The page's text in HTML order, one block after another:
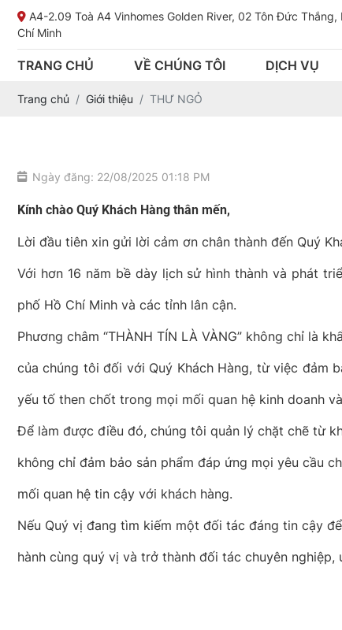
A4-2.09 Toà A4 Vinhomes Golden River, 02 Tôn Đức Thắng,
Chí Minh
TRANG CHỦ VỀ CHÚNG TÔI DỊCH VỤ
Trang chủ Giới thiệu THƯ NGỎ
Ngày đăng: 22/08/2025 01:18 PM
Kính chào Quý Khách Hàng thân mến,
Lời đầu tiên xin gửi lời cảm ơn chân thành đến Quý
Với hơn 16 năm bề dày lịch sử hình thành và phát
phố Hồ Chí Minh và các tỉnh lân cận.
Phương châm “THÀNH TÍN LÀ VÀNG” không chỉ là
của chúng tôi đối với Quý Khách Hàng, từ việc đảm
yếu tố then chốt trong mọi mối quan hệ kinh doanh
Để làm được điều đó, chúng tôi quản lý chặt chẽ từ
không chỉ đảm bảo sản phẩm đáp ứng mọi yêu cầu
mối quan hệ tin cậy với khách hàng.
Nếu Quý vị đang tìm kiếm một đối tác đáng tin cậy
hành cùng quý vị và trở thành đối tác chuyên nghiệp,